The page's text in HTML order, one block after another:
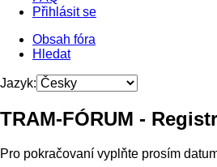
Přihlásit se
Obsah fóra
Hledat
Jazyk:
TRAM-FÓRUM -
Pro pokračovaní vyplňte prosím